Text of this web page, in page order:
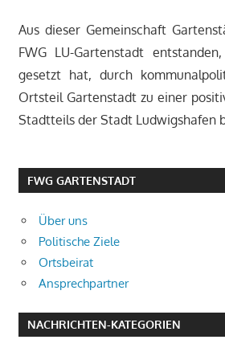
Aus dieser Gemeinschaft
FWG LU-Gartenstadt
gesetzt hat, durch
Ortsteil Gartenstadt zu einer
Stadtteils der Stadt Ludwigshafen
FWG GARTENSTADT
Über uns
Politische Ziele
Ortsbeirat
Ansprechpartner
NACHRICHTEN-KATEGORIEN